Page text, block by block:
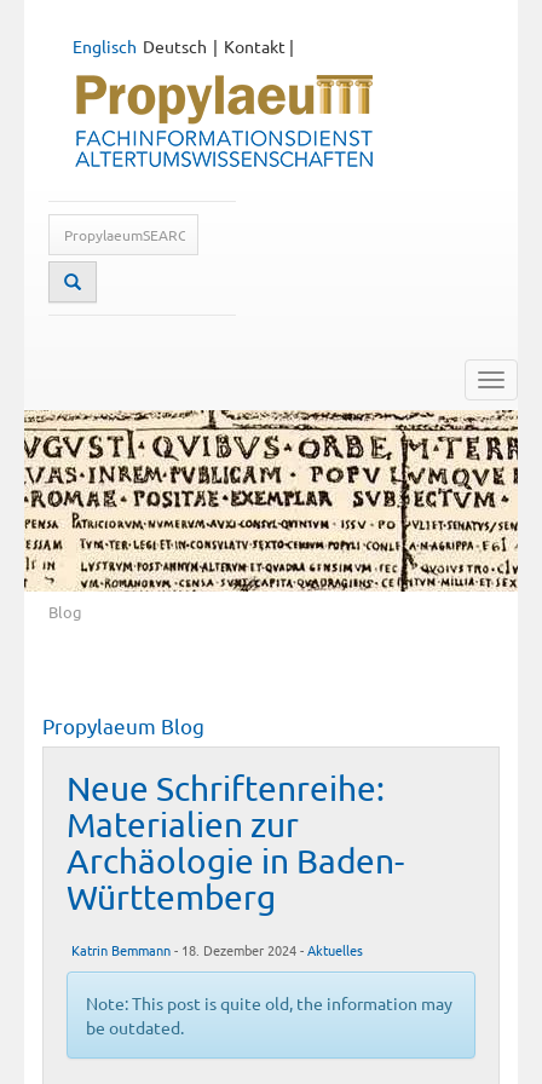
Deutsch
Englisch Kontakt |
Toggle
Blog
Propylaeum Blog
Neue Schriftenreihe:
Materialien zur
Archäologie in Baden-
Württemberg
Katrin Bemmann- 18. Dezember 2024 -Aktuelles
Note: This post is quite old, the information may
be outdated.